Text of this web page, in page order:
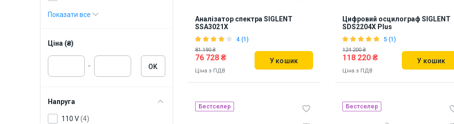
Аналізатор спектра SIGLENT
SSA3021X
4 (1)
81 190 ₴
76 728 ₴
Ціна з ПДВ
У кошик
Цифровий осцилограф SIGLENT
SDS2204X Plus
5 (1)
124 200 ₴
118 220 ₴
Ціна з ПДВ
У кошик
Бестселер Бестселер
AOYUE (56)
ST-series
Показати все
Ціна (₴)
- OK
Напруга
110 V(4)